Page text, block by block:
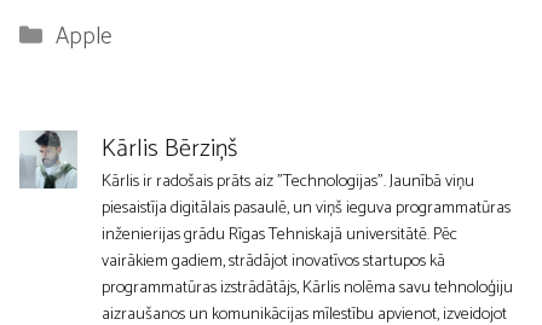
Kategorijas
Apple
Kārlis Bērziņš
Kārlis ir radošais prāts aiz "Technologijas". Jaunībā viņu
piesaistīja digitālais pasaulē, un viņš ieguva programmatūras
inženierijas grādu Rīgas Tehniskajā universitātē. Pēc
vairākiem gadiem, strādājot inovatīvos startupos kā
programmatūras izstrādātājs, Kārlis nolēma savu tehnoloģiju
aizraušanos un komunikācijas mīlestību apvienot, izveidojot